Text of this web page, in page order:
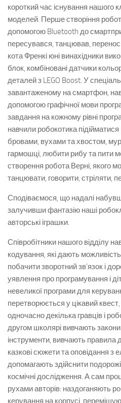
короткий час існування нашого
моделей. Перше створіння
допомогою Bluetooth до
пересувався, танцював,
кота Френкі юні винахідники
блок, комбіновані датчики
деталей з LEGO Boost. У
завантаженому на смартфон,
допомогою графічної мови
завдання на кожному рівні
навчили робокотика
бровами, вухами та хвостом,
гармошці, любити рибу та пити
створення робота Верні, якого
танцювати, говорити, стріляти,
Сподіваємося, що надалі
залучивши фантазію наші
авторські іграшки.
Співробітники нашого відділу
кодування, які дають
побачити зворотний зв’язок і
уявлення про програмування і
невеликої програми для
перетворюється у цікавий
одночасно декілька гравців і
другом школярі вивчають
інструменти, вивчають правила
казкові сюжети та оповідання
допомагають здійснити
космічні дослідження. А сам
рухами авторів: наздоганяють
керування на корпусі,